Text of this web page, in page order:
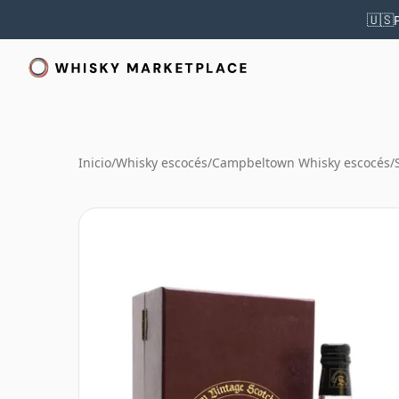
🇺🇸
Inicio/Whisky escocés/Campbeltown Whisky escocés/